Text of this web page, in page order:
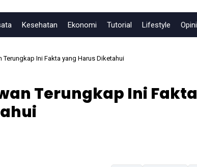
Kesehatan Ekonomi Tutorial Lifestyle Opini
Terungkap Ini Fakta yang Harus Diketahui
Terungkap Ini Fakta